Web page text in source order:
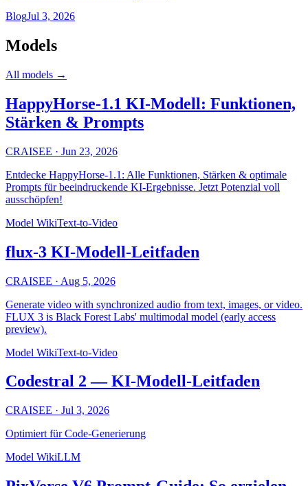
BlogJul 3, 2026
Models
All models →
HappyHorse-1.1 KI-Modell: Funktionen,
Stärken & Prompts
CRAISEE · Jun 23, 2026
Entdecke HappyHorse-1.1: Alle Funktionen, Stärken & optimale
Prompts für beeindruckende KI-Ergebnisse. Jetzt Potenzial voll
ausschöpfen!
Model WikiText-to-Video
flux-3 KI-Modell-Leitfaden
CRAISEE · Aug 5, 2026
Generate video with synchronized audio from text, images, or video.
FLUX 3 is Black Forest Labs' multimodal model (early access
preview).
Model WikiText-to-Video
Codestral 2 — KI-Modell-Leitfaden
CRAISEE · Jul 3, 2026
Optimiert für Code-Generierung
Model WikiLLM